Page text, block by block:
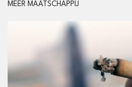
MEER MAATSCHAPPIJ